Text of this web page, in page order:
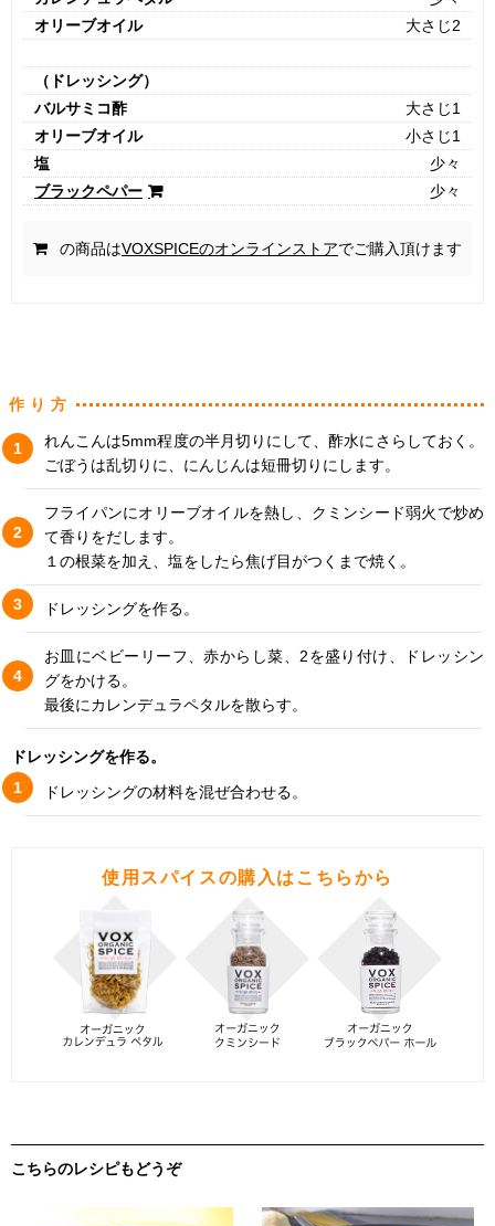
オリーブオイル
大さじ2
（ドレッシング）
バルサミコ酢
大さじ1
オリーブオイル
小さじ1
塩
少々
ブラックペパー
少々
の商品はVOXSPICEのオンラインストアでご購入頂けます
作り方
れんこんは5mm程度の半月切りにして、酢水にさらしておく。
ごぼうは乱切りに、にんじんは短冊切りにします。
フライパンにオリーブオイルを熱し、クミンシード弱火で炒め
て香りをだします。
１の根菜を加え、塩をしたら焦げ目がつくまで焼く。
ドレッシングを作る。
お皿にベビーリーフ、赤からし菜、2を盛り付け、ドレッシン
グをかける。
最後にカレンデュラペタルを散らす。
ドレッシングを作る。
ドレッシングの材料を混ぜ合わせる。
使用スパイスの購入はこちらから
こちらのレシピもどうぞ